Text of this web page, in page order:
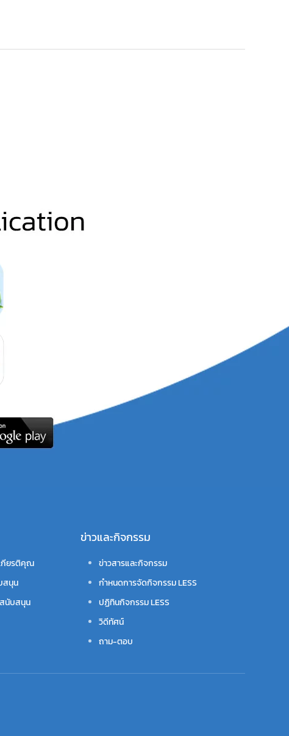
กียรติคุณ
สนุน
นับสนุน
ข่าวและกิจกรรม
ข่าวสารและกิจกรรม
กำหนดการจัดกิจกรรม LESS
ปฏิทินกิจกรรม LESS
วิดีทัศน์
ถาม-ตอบ